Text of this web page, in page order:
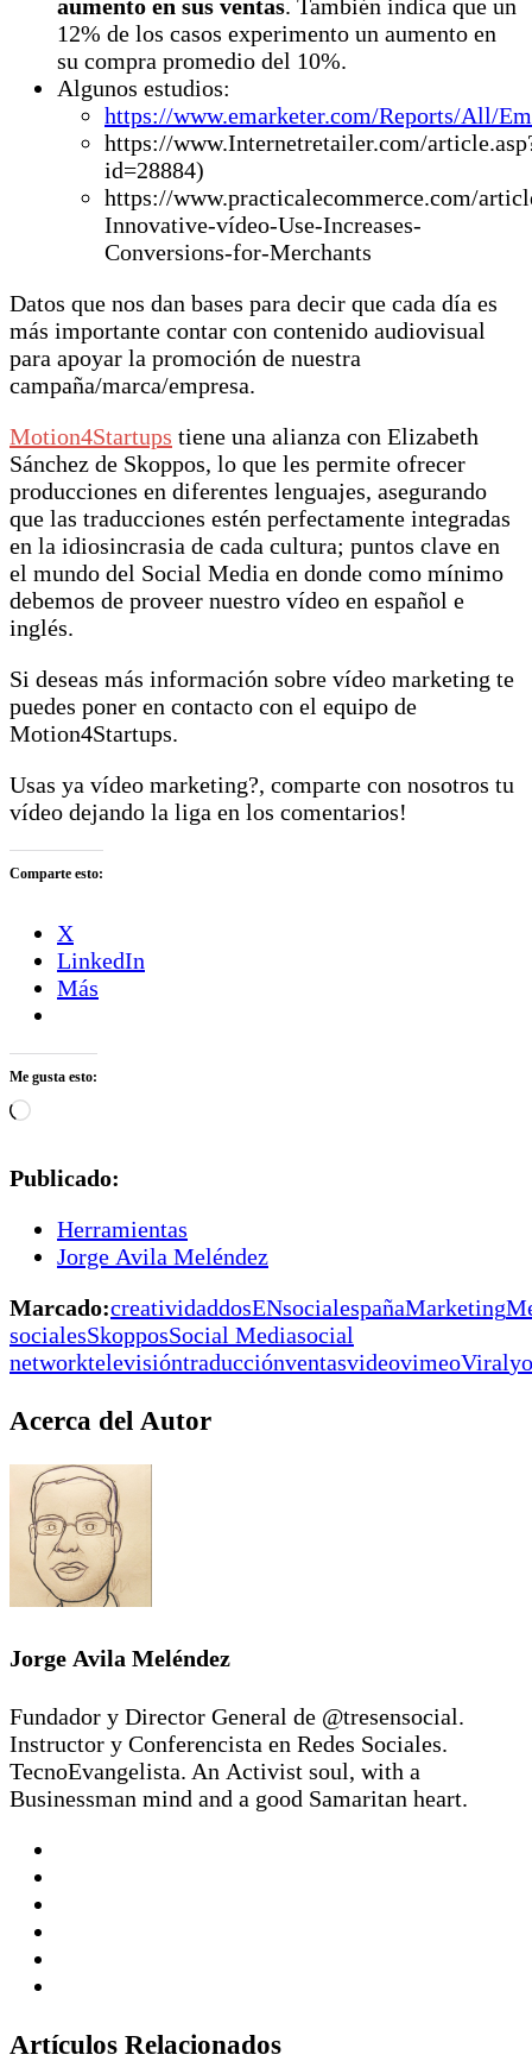
aumento en sus ventas. También indica que un
12% de los casos experimento un aumento en
su compra promedio del 10%.
Algunos estudios:
https://www.emarketer.com/Reports/All/
https://www.Internetretailer.com/
id=28884)
https://www.practicalecommerce.com/
Innovative-vídeo-Use-Increases-
Conversions-for-Merchants
Datos que nos dan bases para decir que cada día es
más importante contar con contenido audiovisual
para apoyar la promoción de nuestra
campaña/marca/empresa.
Motion4Startups tiene una alianza con Elizabeth
Sánchez de Skoppos, lo que les permite ofrecer
producciones en diferentes lenguajes, asegurando
que las traducciones estén perfectamente integradas
en la idiosincrasia de cada cultura; puntos clave en
el mundo del Social Media en donde como mínimo
debemos de proveer nuestro vídeo en español e
inglés.
Si deseas más información sobre vídeo marketing te
puedes poner en contacto con el equipo de
Motion4Startups.
Usas ya vídeo marketing?, comparte con nosotros tu
vídeo dejando la liga en los comentarios!
Comparte esto:
X
LinkedIn
Más
Me gusta esto:
Cargando...
Publicado:
Herramientas
Jorge Avila Meléndez
Marcado:creatividaddosENsocialespañaMarketing
socialesSkopposSocial Mediasocial
networktelevisióntraducciónventasvideovimeoViral
Acerca del Autor
Jorge Avila Meléndez
Fundador y Director General de @tresensocial.
Instructor y Conferencista en Redes Sociales.
TecnoEvangelista. An Activist soul, with a
Businessman mind and a good Samaritan heart.
Artículos Relacionados